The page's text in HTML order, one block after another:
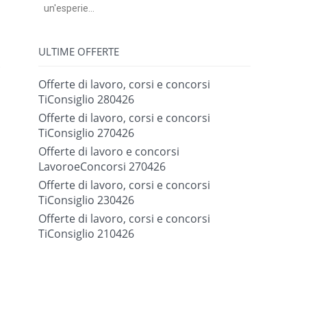
un'esperie...
ULTIME OFFERTE
Offerte di lavoro, corsi e concorsi
TiConsiglio 280426
Offerte di lavoro, corsi e concorsi
TiConsiglio 270426
Offerte di lavoro e concorsi
LavoroeConcorsi 270426
Offerte di lavoro, corsi e concorsi
TiConsiglio 230426
Offerte di lavoro, corsi e concorsi
TiConsiglio 210426